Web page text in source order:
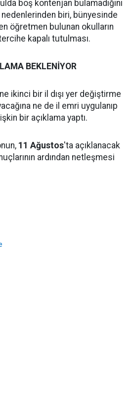
boş kontenjan bulamadığını
biri, bünyesinde
öğretmen bulunan okulların
kapalı tutulması.
BEKLENİYOR
ikinci bir il dışı yer değiştirme
ne de il emri uygulanıp
bir açıklama yaptı.
11 Ağustos'ta açıklanacak
ardından netleşmesi